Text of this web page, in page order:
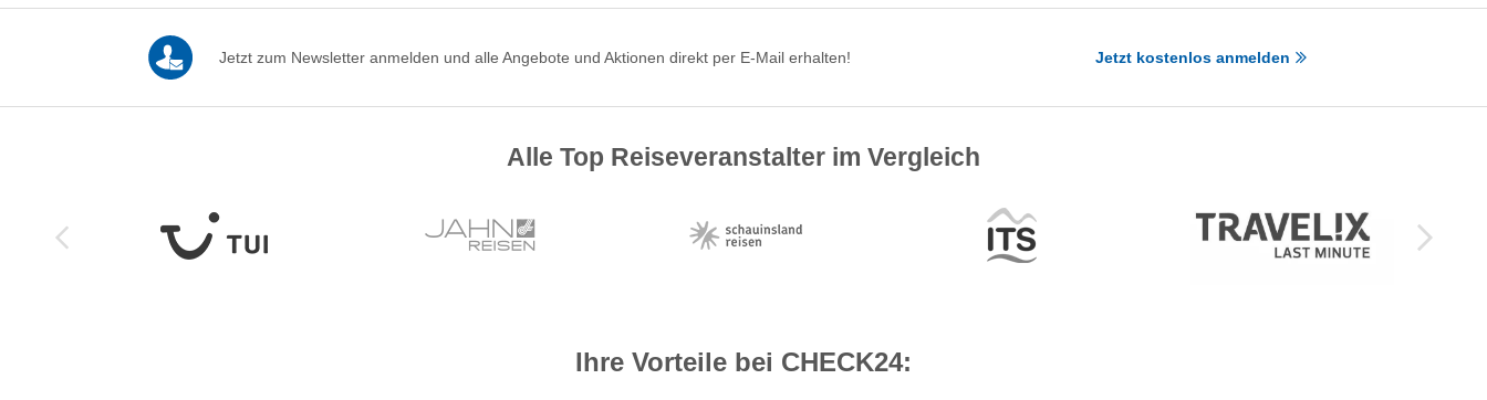
Jetzt zum Newsletter anmelden und alle Angebote und Aktionen direkt per E-Mail erhalten! Jetzt kostenlos anmelden
Alle Top Reiseveranstalter im Vergleich
Ihre Vorteile bei CHECK24: